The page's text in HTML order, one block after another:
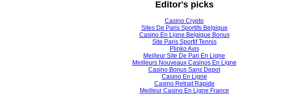
Editor's picks
Casino Crypto
Sites De Paris Sportifs Belgique
Casino En Ligne Belgique Bonus
Site Paris Sportif Tennis
Plinko Avis
Meilleur Site De Pari En Ligne
Meilleurs Nouveaux Casinos En Ligne
Casino Bonus Sans Depot
Casino En Ligne
Casino Retrait Rapide
Meilleur Casino En Ligne France